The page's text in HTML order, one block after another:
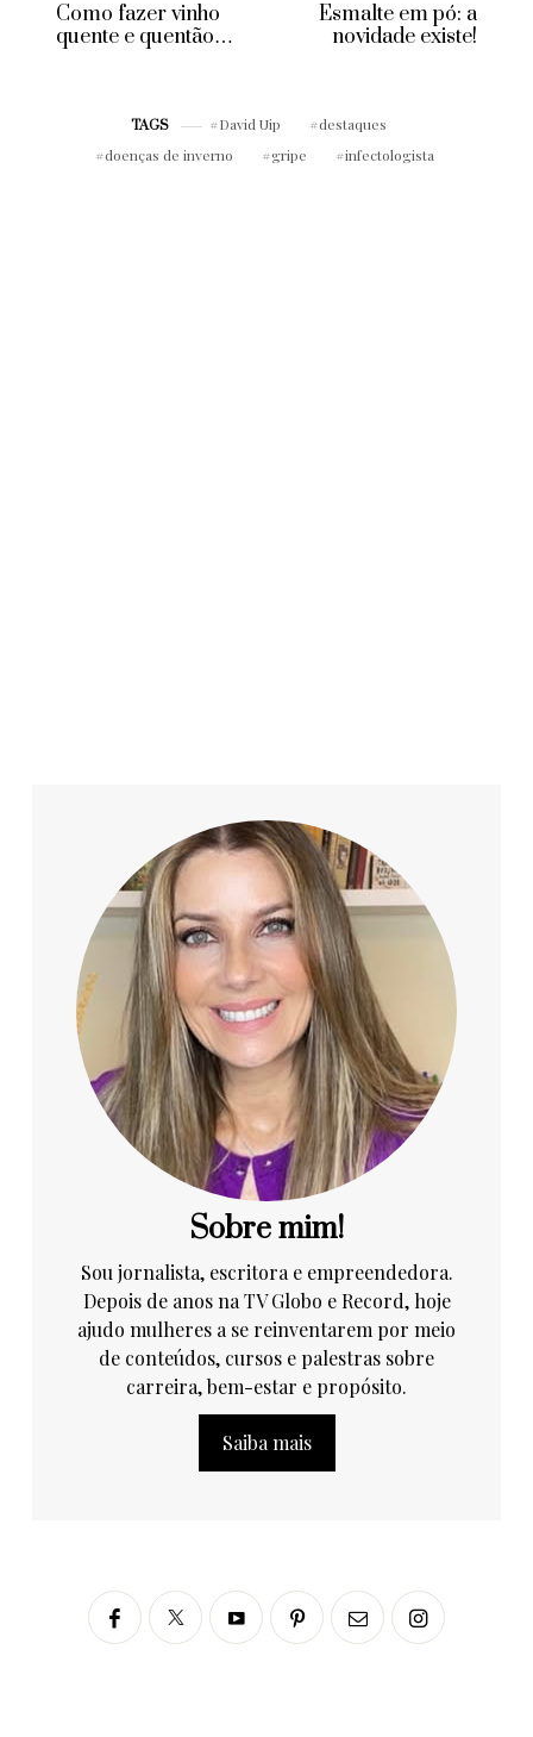
Como fazer vinho
quente e quentão
Esmalte em pó: a
novidade existe!
TAGS David Uip
destaques
doenças de inverno
gripe infectologista
Sobre mim!
Sou jornalista, escritora e empreendedora.
Depois de anos na TV Globo e Record, hoje
ajudo mulheres a se reinventarem por meio
de conteúdos, cursos e palestras sobre
carreira, bem-estar e propósito.
Saiba mais